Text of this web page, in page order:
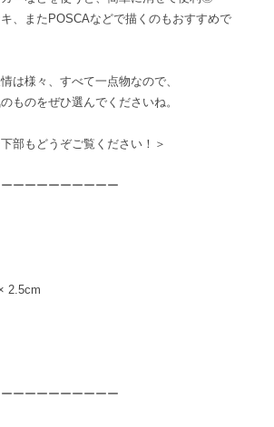
、またPOSCAなどで描くのもおすすめで
は様々、すべて一点物なので、
ものをぜひ選んでくださいね。
部もどうぞご覧ください！＞
ーーーーーーーーー
2.5cm
ーーーーーーーーー